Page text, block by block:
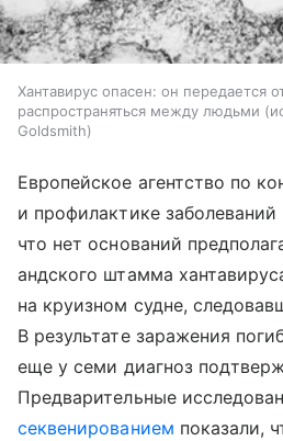
Хантавирус опасен: он передается
распространяться между людьми
Goldsmith
Европейское агентство по
и профилактике заболеваний
что нет оснований
андского штамма
на круизном судне,
В результате заражения
еще у семи диагноз
Предварительные
секвенированием показали,